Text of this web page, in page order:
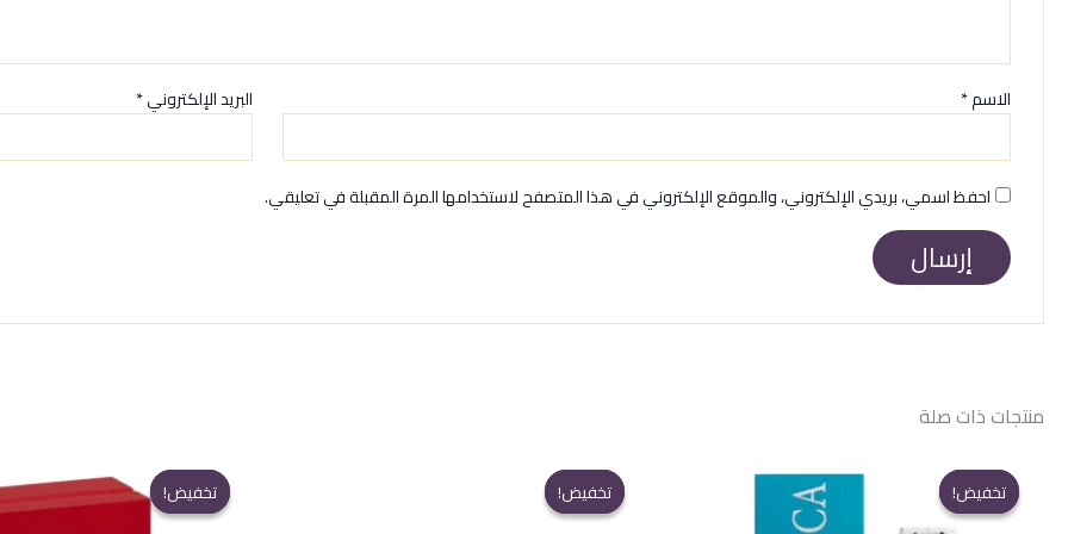
الاسم* البريد الإلكتروني*
احفظ اسمي، بريدي الإلكتروني، والموقع الإلكتروني في هذا المتصفح لاستخدامها المرة المقبلة في تعليقي.
منتجات ذات صلة
تخفيض!
تخفيض! تخفيض!
تخفيض! تخفيض!
تخفيض!